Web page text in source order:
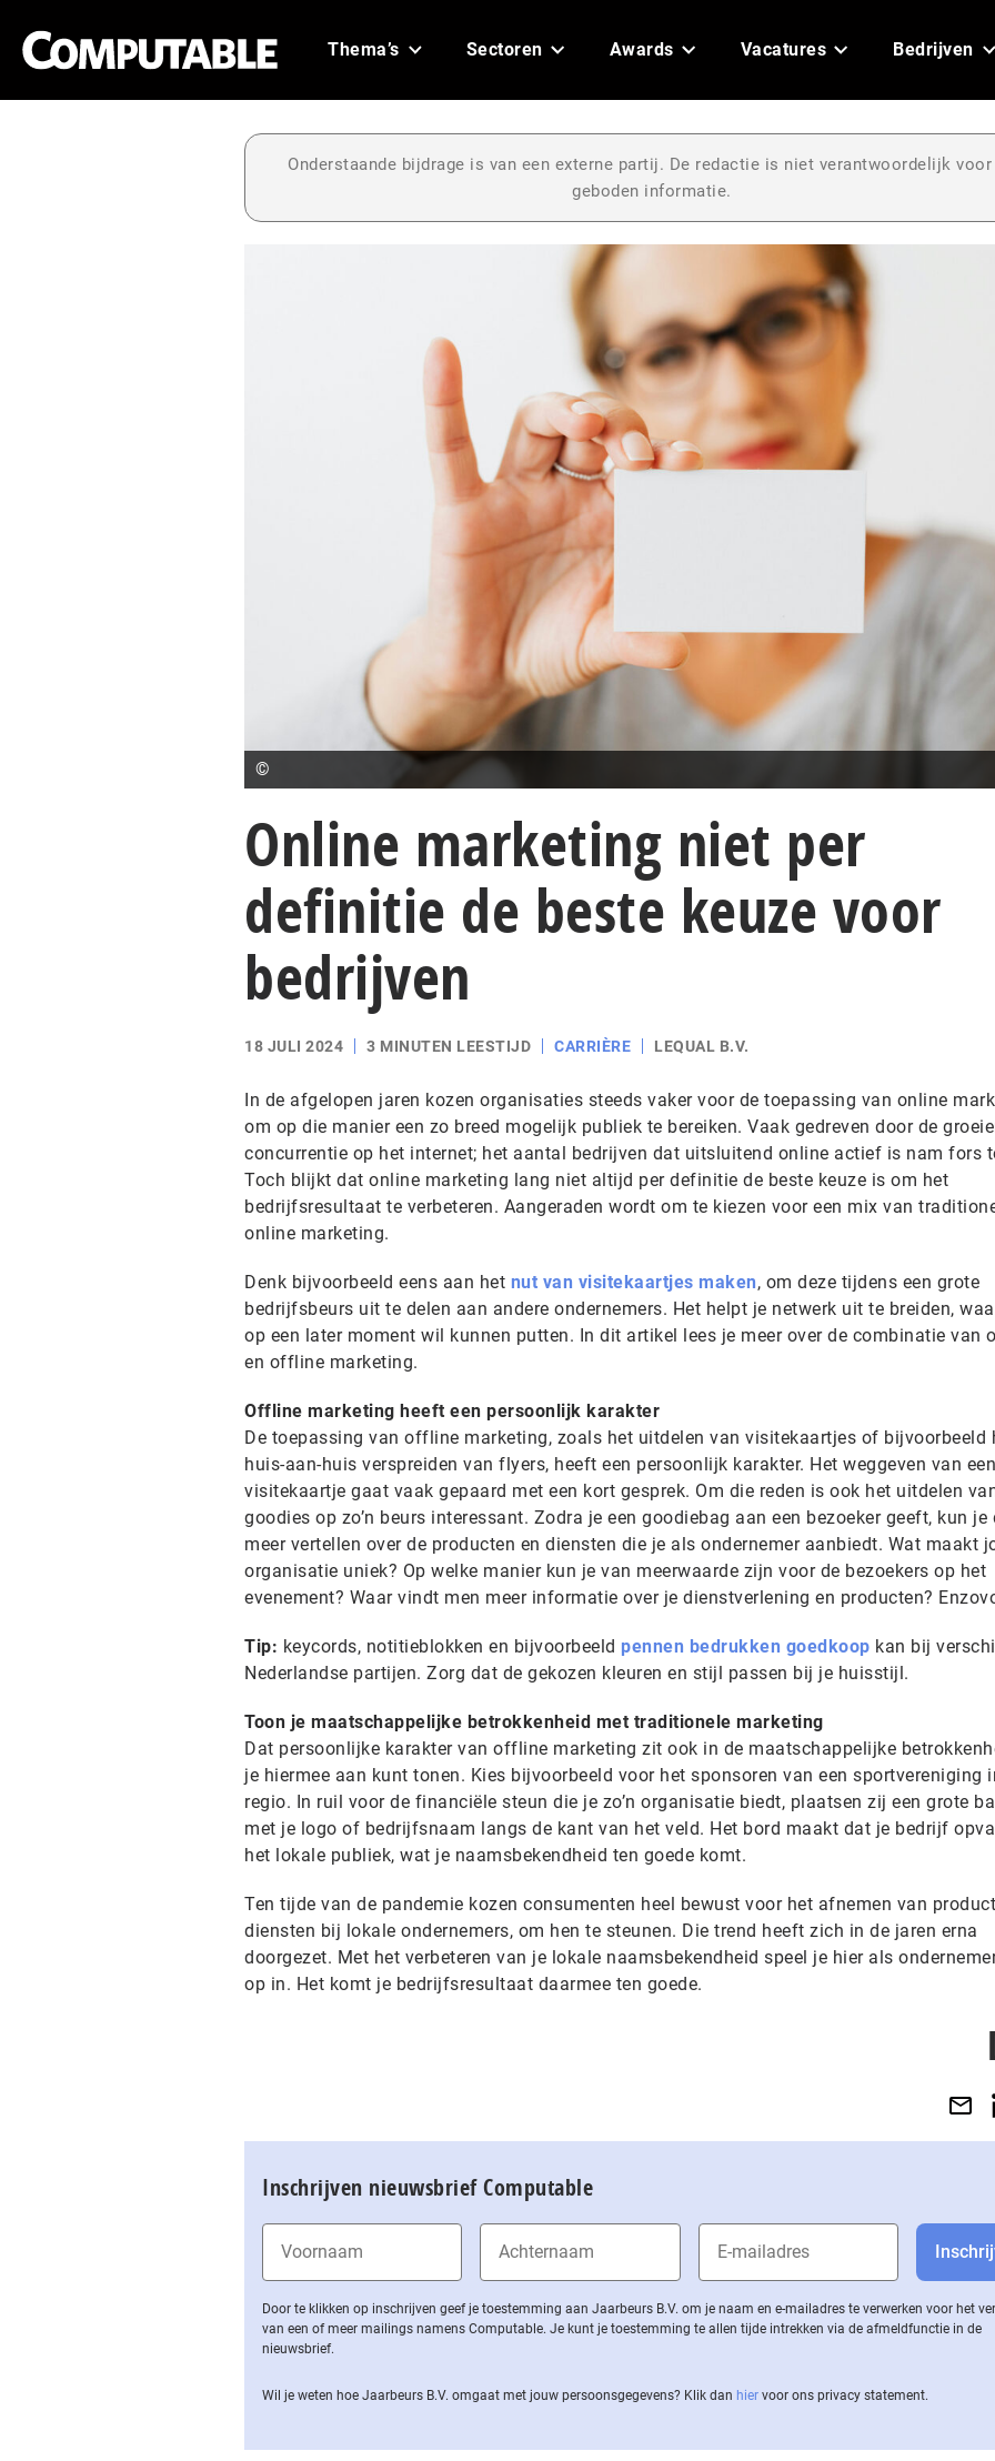
Thema’s Sectoren Awards Vacatures Bedrijven
Onderstaande bijdrage is van een externe partij. De redactie is niet verantwoordelijk voor
geboden informatie.
©
Online marketing niet per
definitie de beste keuze voor
bedrijven
18 JULI 2024 3 MINUTEN LEESTIJD CARRIÈRE LEQUAL B.V.
In de afgelopen jaren kozen organisaties steeds vaker voor de toepassing van online
om op die manier een zo breed mogelijk publiek te bereiken. Vaak gedreven door de
concurrentie op het internet; het aantal bedrijven dat uitsluitend online actief is nam fors
Toch blijkt dat online marketing lang niet altijd per definitie de beste keuze is om het
bedrijfsresultaat te verbeteren. Aangeraden wordt om te kiezen voor een mix van
online marketing.
Denk bijvoorbeeld eens aan het nut van visitekaartjes maken, om deze tijdens een grote
bedrijfsbeurs uit te delen aan andere ondernemers. Het helpt je netwerk uit te breiden,
op een later moment wil kunnen putten. In dit artikel lees je meer over de combinatie van
en offline marketing.
Offline marketing heeft een persoonlijk karakter
De toepassing van offline marketing, zoals het uitdelen van visitekaartjes of bijvoorbeeld
huis-aan-huis verspreiden van flyers, heeft een persoonlijk karakter. Het weggeven van een
visitekaartje gaat vaak gepaard met een kort gesprek. Om die reden is ook het uitdelen
goodies op zo’n beurs interessant. Zodra je een goodiebag aan een bezoeker geeft, kun je
meer vertellen over de producten en diensten die je als ondernemer aanbiedt. Wat maakt
organisatie uniek? Op welke manier kun je van meerwaarde zijn voor de bezoekers op het
evenement? Waar vindt men meer informatie over je dienstverlening en producten?
Tip: keycords, notitieblokken en bijvoorbeeld pennen bedrukken goedkoop kan bij
Nederlandse partijen. Zorg dat de gekozen kleuren en stijl passen bij je huisstijl.
Toon je maatschappelijke betrokkenheid met traditionele marketing
Dat persoonlijke karakter van offline marketing zit ook in de maatschappelijke
je hiermee aan kunt tonen. Kies bijvoorbeeld voor het sponsoren van een sportvereniging
regio. In ruil voor de financiële steun die je zo’n organisatie biedt, plaatsen zij een grote
met je logo of bedrijfsnaam langs de kant van het veld. Het bord maakt dat je bedrijf
het lokale publiek, wat je naamsbekendheid ten goede komt.
Ten tijde van de pandemie kozen consumenten heel bewust voor het afnemen van
diensten bij lokale ondernemers, om hen te steunen. Die trend heeft zich in de jaren erna
doorgezet. Met het verbeteren van je lokale naamsbekendheid speel je hier als
op in. Het komt je bedrijfsresultaat daarmee ten goede.
Inschrijven nieuwsbrief Computable
Door te klikken op inschrijven geef je toestemming aan Jaarbeurs B.V. om je naam en e-mailadres te verwerken voor het
van een of meer mailings namens Computable. Je kunt je toestemming te allen tijde intrekken via de af­meld­func­tie in de
nieuwsbrief.
Wil je weten hoe Jaarbeurs B.V. omgaat met jouw per­soons­ge­ge­vens? Klik dan hier voor ons privacy statement.